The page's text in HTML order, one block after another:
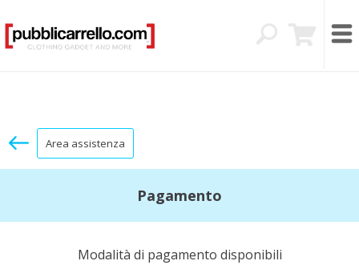
Area assistenza
Pagamento
Modalità di pagamento disponibili